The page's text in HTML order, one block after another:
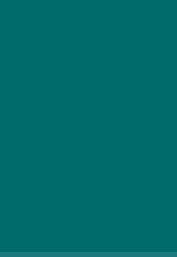
shopokat és turikat illeti,